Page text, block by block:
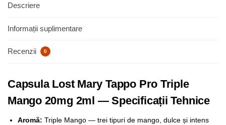
Descriere
Informații suplimentare
Recenzii 0
Capsula Lost Mary Tappo Pro Triple
Mango 20mg 2ml — Specificații Tehnice
Aromă: Triple Mango — trei tipuri de mango, dulce și intens